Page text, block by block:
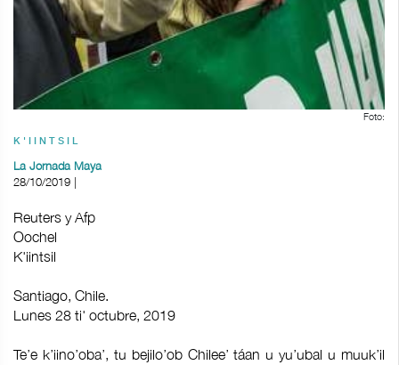
Foto:
K'IINTSIL
La Jornada Maya
28/10/2019 |
Reuters y Afp
Oochel
K'iintsil
Santiago, Chile.
Lunes 28 ti' octubre, 2019
Te’e k’iino’oba’, tu bejilo’ob Chilee’ táan u yu’ubal u muuk’il